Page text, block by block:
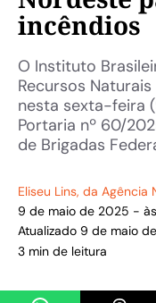
incêndios
O Instituto
Recursos
nesta sexta-feira
Portaria nº 60/
de Brigadas
Eliseu Lins, da Agência
9 de maio de 2025 -
Atualizado 9 de maio
3 min de leitura
Share on WhatsApp